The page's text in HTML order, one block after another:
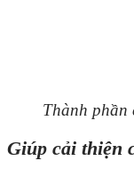
Thành phần
Giúp cải thiện